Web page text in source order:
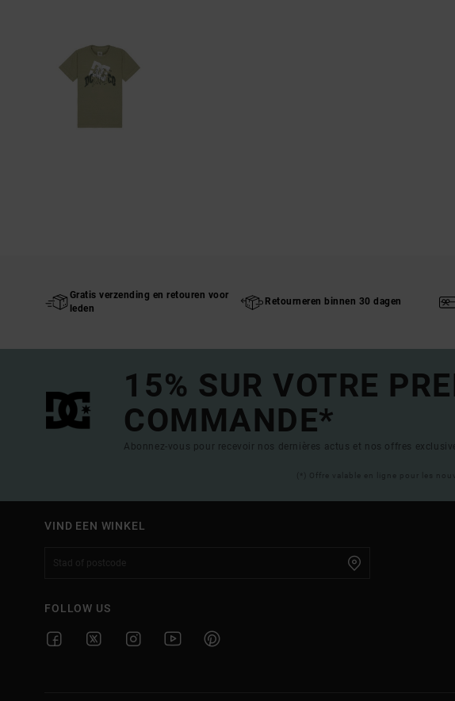
Gratis verzending en retouren voor
leden
Retourneren binnen 30 dagen
15% SUR VOTRE
COMMANDE*
Abonnez-vous pour recevoir nos dernières actus et nos offres
(*) Offre valable en ligne pour les
VIND EEN WINKEL
FOLLOW US